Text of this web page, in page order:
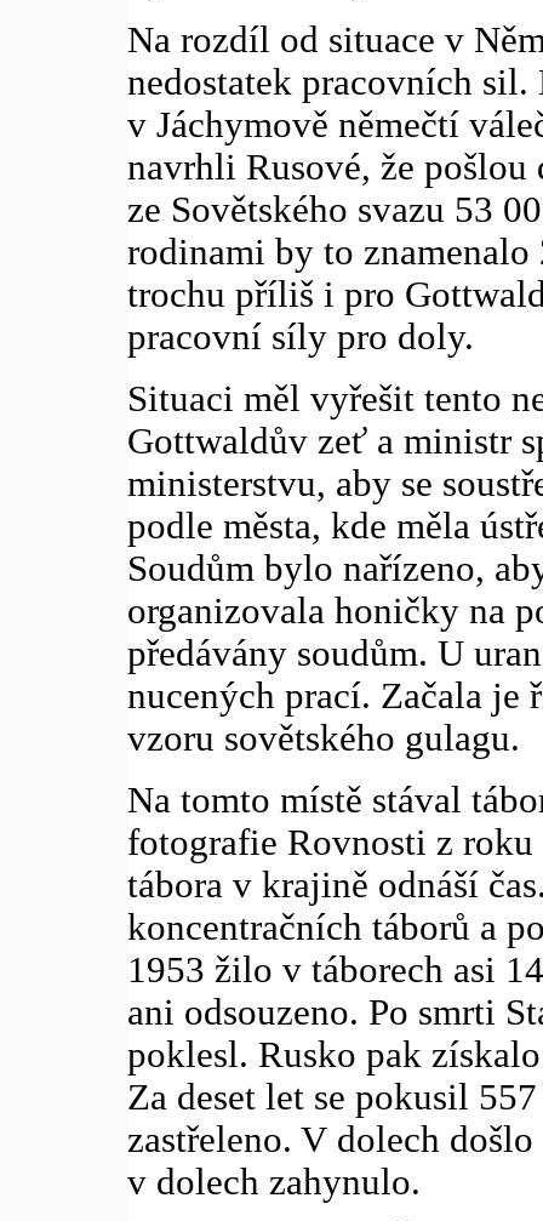
Na rozdíl od situace v
nedostatek pracovních
v Jáchymově němečtí
navrhli Rusové, že pošlou
ze Sovětského svazu 53
rodinami by to
trochu příliš i pro
pracovní síly pro doly.
Situaci měl vyřešit tento
Gottwaldův zeť a ministr
ministerstvu, aby se
podle města, kde měla
Soudům bylo nařízeno,
organizovala honičky na
předávány soudům. U
nucených prací. Začala
vzoru sovětského gulagu.
Na tomto místě stával
fotografie Rovnosti z roku
tábora v krajině odnáší
koncentračních táborů a
1953 žilo v táborech asi
ani odsouzeno. Po smrti
poklesl. Rusko pak
Za deset let se pokusil
zastřeleno. V dolech
v dolech zahynulo.